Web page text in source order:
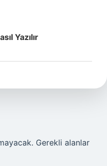
Yazılır
Gerekli alanlar